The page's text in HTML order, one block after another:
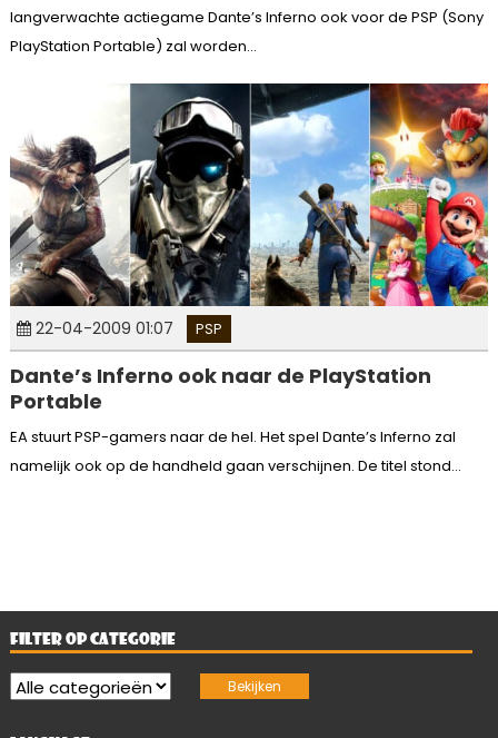
langverwachte actiegame Dante’s Inferno ook voor de PSP (Sony
PlayStation Portable) zal worden...
22-04-2009 01:07 PSP
Dante’s Inferno ook naar de PlayStation
Portable
EA stuurt PSP-gamers naar de hel. Het spel Dante’s Inferno zal
namelijk ook op de handheld gaan verschijnen. De titel stond...
FILTER OP CATEGORIE